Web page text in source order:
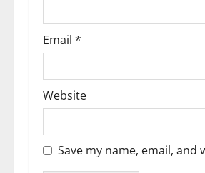
Email *
Website
Save my name, email,